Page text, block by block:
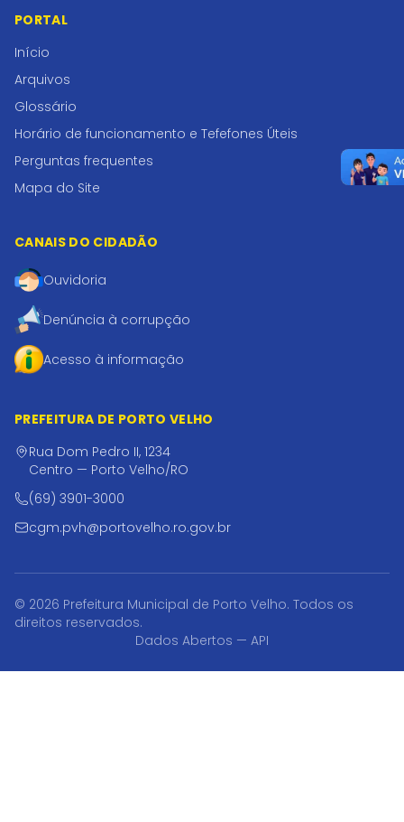
PORTAL
Início
Arquivos
Glossário
Horário de funcionamento e Tefefones Úteis
Perguntas frequentes
Mapa do Site
CANAIS DO CIDADÃO
Ouvidoria
Denúncia à corrupção
Acesso à informação
PREFEITURA DE PORTO VELHO
Rua Dom Pedro II, 1234
Centro — Porto Velho/RO
(69) 3901-3000
cgm.pvh@portovelho.ro.gov.br
© 2026 Prefeitura Municipal de Porto Velho. Todos os
direitos reservados.
Dados Abertos — API